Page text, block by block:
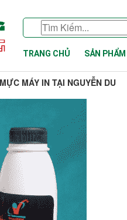
TRANG CHỦ SẢN PHẨM
MÁY IN TẠI NGUYỄN DU